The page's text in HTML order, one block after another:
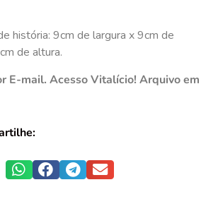
história: 9cm de largura x 9cm de
de altura.
E-mail. Acesso Vitalício! Arquivo em